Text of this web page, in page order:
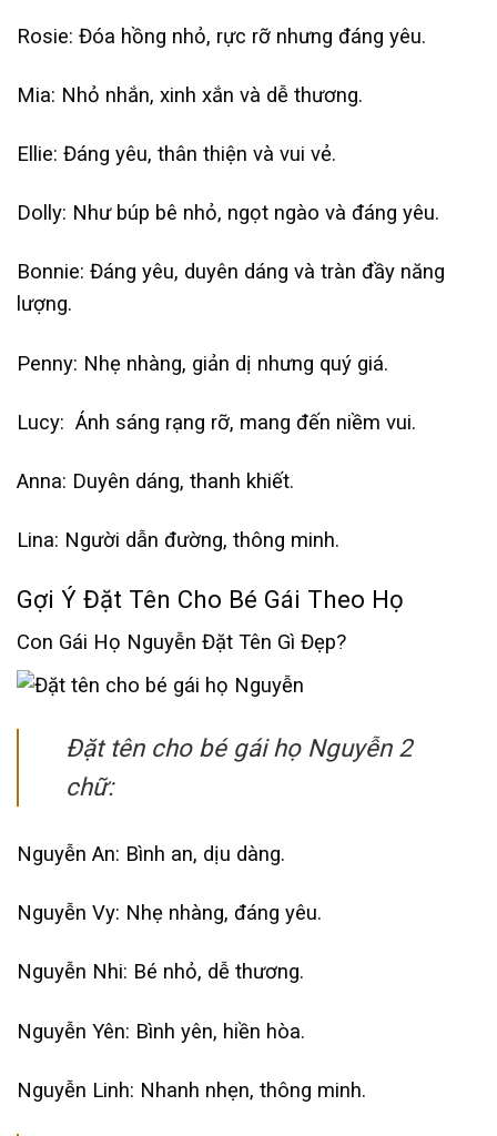
Rosie: Đóa hồng nhỏ, rực rỡ nhưng đáng yêu.
Mia: Nhỏ nhắn, xinh xắn và dễ thương.
Ellie: Đáng yêu, thân thiện và vui vẻ.
Dolly: Như búp bê nhỏ, ngọt ngào và đáng yêu.
Bonnie: Đáng yêu, duyên dáng và tràn đầy năng
lượng.
Penny: Nhẹ nhàng, giản dị nhưng quý giá.
Lucy: Ánh sáng rạng rỡ, mang đến niềm vui.
Anna: Duyên dáng, thanh khiết.
Lina: Người dẫn đường, thông minh.
Gợi Ý Đặt Tên Cho Bé Gái Theo Họ
Con Gái Họ Nguyễn Đặt Tên Gì Đẹp?
Đặt tên cho bé gái họ Nguyễn 2
chữ:
Nguyễn An: Bình an, dịu dàng.
Nguyễn Vy: Nhẹ nhàng, đáng yêu.
Nguyễn Nhi: Bé nhỏ, dễ thương.
Nguyễn Yên: Bình yên, hiền hòa.
Nguyễn Linh: Nhanh nhẹn, thông minh.